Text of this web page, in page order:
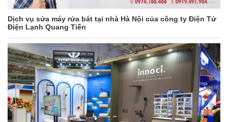
Dịch vụ sửa máy rửa bát tại nhà Hà Nội của công ty Điện Tử
Điện Lạnh Quang Tiến